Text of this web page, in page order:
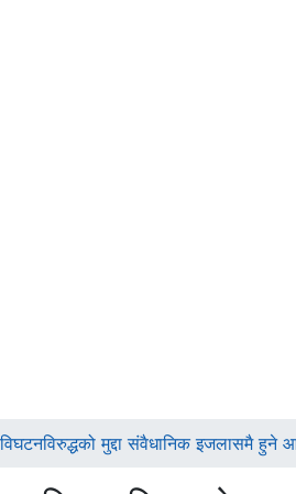
विघटनविरुद्धको मुद्दा संवैधानिक इजलासमै हुने